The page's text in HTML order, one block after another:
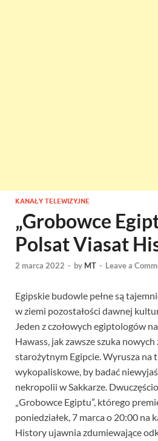
KANAŁY TELEWIZYJNE
„Grobowce
Polsat Viasat
2 marca 2022 - by MT - Leave a
Egipskie budowle pełne są
w ziemi pozostałości dawnej
Jeden z czołowych egiptologów
Hawass, jak zawsze szuka
starożytnym Egipcie. Wyrusza na
wykopaliskowe, by badać
nekropolii w Sakkarze.
„Grobowce Egiptu”, którego
poniedziałek, 7 marca o 20:00 na
History ujawnia zdumiewające